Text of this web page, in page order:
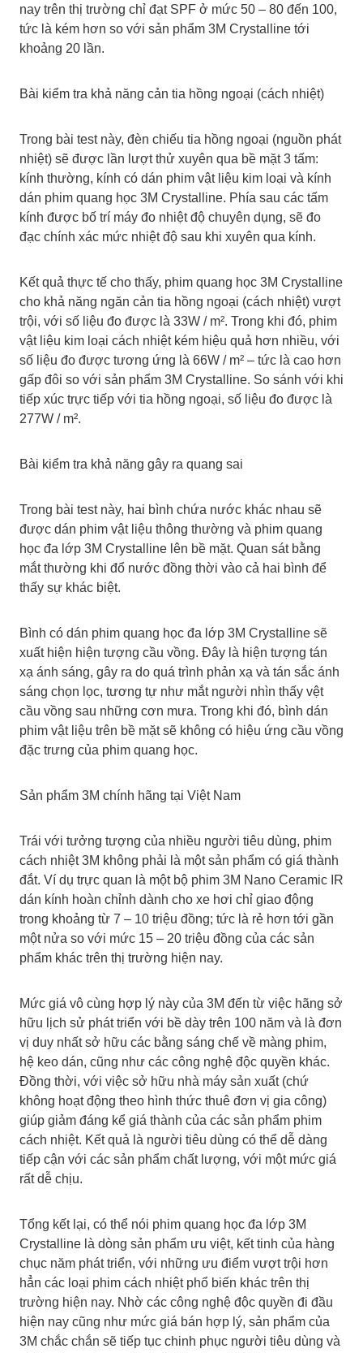
nay trên thị trường chỉ đạt SPF ở mức 50 – 80 đến 100,
tức là kém hơn so với sản phẩm 3M Crystalline tới
khoảng 20 lần.
Bài kiểm tra khả năng cản tia hồng ngoại (cách nhiệt)
Trong bài test này, đèn chiếu tia hồng ngoại (nguồn phát
nhiệt) sẽ được lần lượt thử xuyên qua bề mặt 3 tấm:
kính thường, kính có dán phim vật liệu kim loại và kính
dán phim quang học 3M Crystalline. Phía sau các tấm
kính được bố trí máy đo nhiệt độ chuyên dụng, sẽ đo
đạc chính xác mức nhiệt độ sau khi xuyên qua kính.
Kết quả thực tế cho thấy, phim quang học 3M Crystalline
cho khả năng ngăn cản tia hồng ngoại (cách nhiệt) vượt
trội, với số liệu đo được là 33W / m². Trong khi đó, phim
vật liệu kim loại cách nhiệt kém hiệu quả hơn nhiều, với
số liệu đo được tương ứng là 66W / m² – tức là cao hơn
gấp đôi so với sản phẩm 3M Crystalline. So sánh với khi
tiếp xúc trực tiếp với tia hồng ngoại, số liệu đo được là
277W / m².
Bài kiểm tra khả năng gây ra quang sai
Trong bài test này, hai bình chứa nước khác nhau sẽ
được dán phim vật liệu thông thường và phim quang
học đa lớp 3M Crystalline lên bề mặt. Quan sát bằng
mắt thường khi đổ nước đồng thời vào cả hai bình để
thấy sự khác biệt.
Bình có dán phim quang học đa lớp 3M Crystalline sẽ
xuất hiện hiện tượng cầu vồng. Đây là hiện tượng tán
xạ ánh sáng, gây ra do quá trình phản xạ và tán sắc ánh
sáng chọn lọc, tương tự như mắt người nhìn thấy vệt
cầu vồng sau những cơn mưa. Trong khi đó, bình dán
phim vật liệu trên bề mặt sẽ không có hiệu ứng cầu vồng
đặc trưng của phim quang học.
Sản phẩm 3M chính hãng tại Việt Nam
Trái với tưởng tượng của nhiều người tiêu dùng, phim
cách nhiệt 3M không phải là một sản phẩm có giá thành
đắt. Ví dụ trực quan là một bộ phim 3M Nano Ceramic IR
dán kính hoàn chỉnh dành cho xe hơi chỉ giao động
trong khoảng từ 7 – 10 triệu đồng; tức là rẻ hơn tới gần
một nửa so với mức 15 – 20 triệu đồng của các sản
phẩm khác trên thị trường hiện nay.
Mức giá vô cùng hợp lý này của 3M đến từ việc hãng sở
hữu lịch sử phát triển với bề dày trên 100 năm và là đơn
vị duy nhất sở hữu các bằng sáng chế về màng phim,
hệ keo dán, cũng như các công nghệ độc quyền khác.
Đồng thời, với việc sở hữu nhà máy sản xuất (chứ
không hoạt động theo hình thức thuê đơn vị gia công)
giúp giảm đáng kể giá thành của các sản phẩm phim
cách nhiệt. Kết quả là người tiêu dùng có thể dễ dàng
tiếp cận với các sản phẩm chất lượng, với một mức giá
rất dễ chịu.
Tổng kết lại, có thể nói phim quang học đa lớp 3M
Crystalline là dòng sản phẩm ưu việt, kết tinh của hàng
chục năm phát triển, với những ưu điểm vượt trội hơn
hẳn các loại phim cách nhiệt phổ biến khác trên thị
trường hiện nay. Nhờ các công nghệ độc quyền đi đầu
hiện nay cũng như mức giá bán hợp lý, sản phẩm của
3M chắc chắn sẽ tiếp tục chinh phục người tiêu dùng và